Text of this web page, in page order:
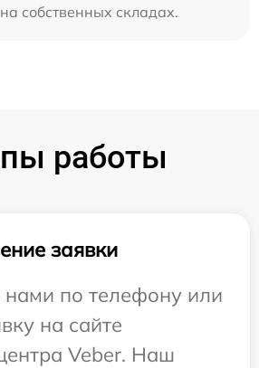
собственных складах.
работы
заявки
нами по телефону или
на сайте
Veber. Наш